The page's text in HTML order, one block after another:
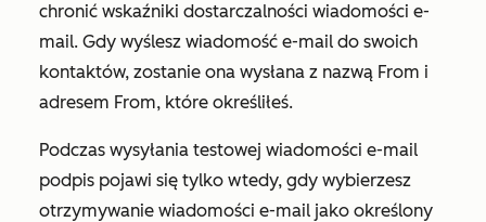
chronić wskaźniki dostarczalności wiadomości e-
mail. Gdy wyślesz wiadomość e-mail do swoich
kontaktów, zostanie ona wysłana z nazwą From i
adresem From, które określiłeś.
Podczas wysyłania testowej wiadomości e-mail
podpis pojawi się tylko wtedy, gdy wybierzesz
otrzymywanie wiadomości e-mail jako określony